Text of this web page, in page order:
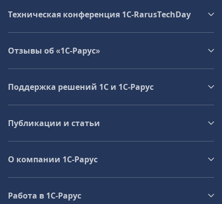
Техническая конференция 1C‑RarusTechDay
Отзывы об «1С-Рарус»
Поддержка решений 1С и 1С‑Рарус
Публикации и статьи
О компании 1C-Рарус
Работа в 1С‑Рарус